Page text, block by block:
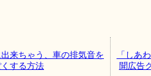
来ちゃう、車の排気音を
する方法
「しあ
聞広告